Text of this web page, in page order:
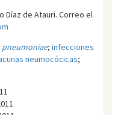
Díaz de Atauri. Correo el
; infecciones
neumocócicas;